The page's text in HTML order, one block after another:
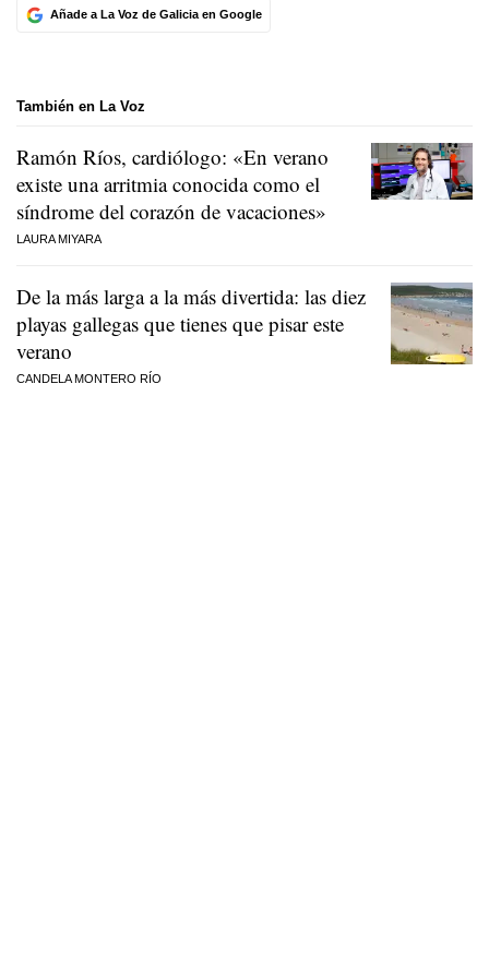
Añade a La Voz de Galicia en Google
También en La Voz
Ramón Ríos, cardiólogo: «En verano
existe una arritmia conocida como el
síndrome del corazón de vacaciones»
LAURA MIYARA
De la más larga a la más divertida: las diez
playas gallegas que tienes que pisar este
verano
CANDELA MONTERO RÍO